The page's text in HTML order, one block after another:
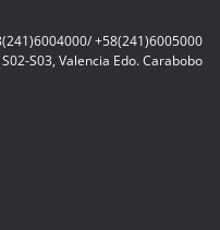
+58(241)6005000
S03, Valencia Edo. Carabobo